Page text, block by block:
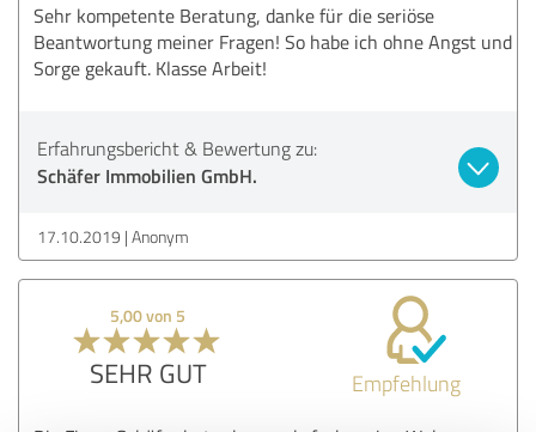
Sehr kompetente Beratung, danke für die seriöse
Beantwortung meiner Fragen! So habe ich ohne Angst und
Sorge gekauft. Klasse Arbeit!
Erfahrungsbericht & Bewertung zu:
Schäfer Immobilien GmbH.
17.10.2019 Anonym
5,00 von 5
SEHR GUT Empfehlung